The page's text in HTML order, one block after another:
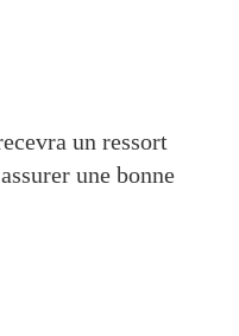
un ressort
une bonne